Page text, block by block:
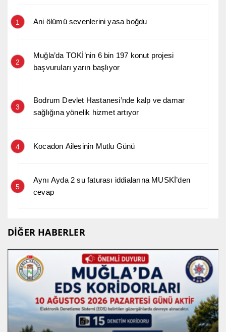
1 Ani ölümü sevenlerini yasa boğdu
2
Muğla’da TOKİ’nin 6 bin 197 konut projesi
başvuruları yarın başlıyor
3
Bodrum Devlet Hastanesi’nde kalp ve damar
sağlığına yönelik hizmet artıyor
4 Kocadon Ailesinin Mutlu Günü
5
Aynı Ayda 2 su faturası iddialarına MUSKİ’den
cevap
DİĞER HABERLER